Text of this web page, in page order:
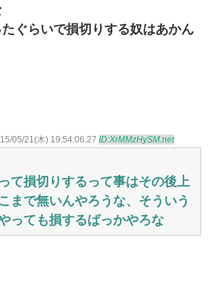
ぐらいで損切りする奴はあかん
05/21(木) 19:54:06.27 ID:XrMMzHySM.net
て損切りするって事はその後上
まで無いんやろうな、そういう
っても損するばっかやろな